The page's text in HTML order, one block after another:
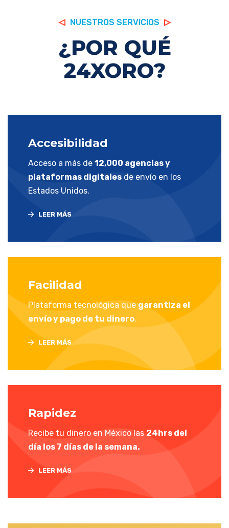
NUESTROS SERVICIOS
¿POR QUÉ
24XORO?
Accesibilidad
Acceso a más de 12,000 agencias y
plataformas digitales de envío en los
Estados Unidos.
LEER MÁS
Facilidad
Plataforma tecnológica quegarantiza el
envío y pago de tu dinero.
LEER MÁS
Rapidez
Recibe tu dinero en México las 24hrs del
día los 7 días de la semana.
LEER MÁS